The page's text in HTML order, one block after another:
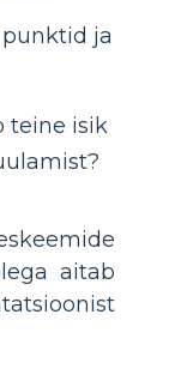
ja
teine isik
aitab